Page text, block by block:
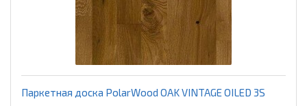
Паркетная доска PolarWood OAK VINTAGE OILED 3S